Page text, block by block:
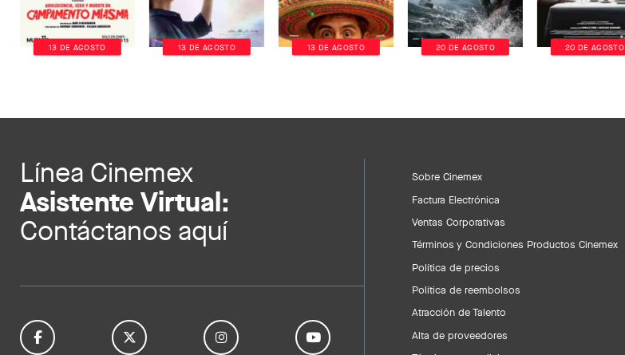
13 DE AGOSTO 13 DE AGOSTO 13 DE AGOSTO 20 DE AGOSTO 20 DE AGOSTO
Línea Cinemex
Asistente Virtual:
Contáctanos aquí
Sobre Cinemex
Factura Electrónica
Ventas Corporativas
Términos y Condiciones Productos Cinemex
Política de precios
Política de reembolsos
Atracción de Talento
Alta de proveedores